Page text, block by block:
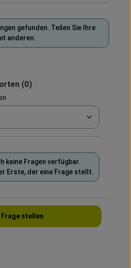
gefunden. Teilen Sie Ihre
anderen.
(0)
keine Fragen verfügbar.
Erste, der eine Frage stellt.
Frage stellen